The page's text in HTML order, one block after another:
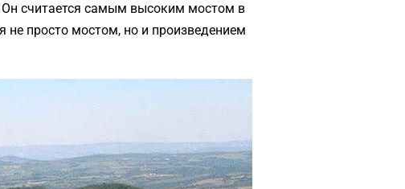
Он считается самым высоким мостом в
не просто мостом, но и произведением